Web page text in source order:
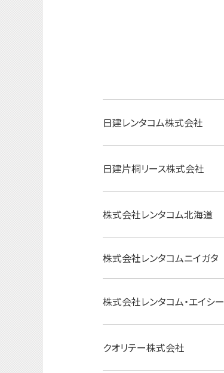
日建レンタコム株式会社
日建片桐リース株式会社
株式会社レンタコム北海道
株式会社レンタコムニイガタ
株式会社レンタコム・エイシー
クオリテー株式会社